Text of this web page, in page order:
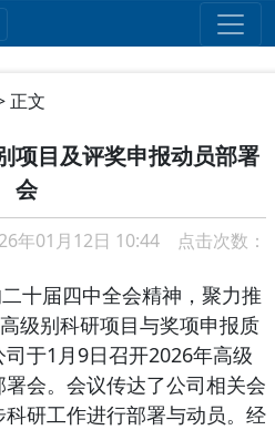
正文
项目及评奖申报动员部署
会
年01月12日 10:44 点击次数：
十届四中全会精神，聚力推
级别科研项目与奖项申报质
于1月9日召开2026年高级
会。会议传达了公司相关会
研工作进行部署与动员。经